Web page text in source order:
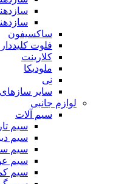
ساکسیفون
فلوت کلیددار
کلارینت
ملودیکا
نی
سایر
لوازم جانبی
سیم آلات
سیم
سیم
سیم
سیم
سیم